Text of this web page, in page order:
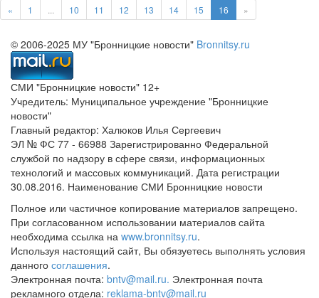
« 1 10 11 12 13 14 15 16 »
© 2006-2025 МУ "Бронницкие новости" Bronnitsy.ru
СМИ "Бронницкие новости" 12+
Учредитель: Муниципальное учреждение "Бронницкие
новости"
Главный редактор: Халюков Илья Сергеевич
ЭЛ № ФС 77 - 66988 Зарегистрированно Федеральной
службой по надзору в сфере связи, информационных
технологий и массовых коммуникаций. Дата регистрации
30.08.2016. Наименование СМИ Бронницкие новости
Полное или частичное копирование материалов запрещено.
При согласованном использовании материалов сайта
необходима ссылка на www.bronnitsy.ru.
Используя настоящий сайт, Вы обязуетесь выполнять условия
данного соглашения.
Электронная почта: bntv@mail.ru. Электронная почта
рекламного отдела: reklama-bntv@mail.ru